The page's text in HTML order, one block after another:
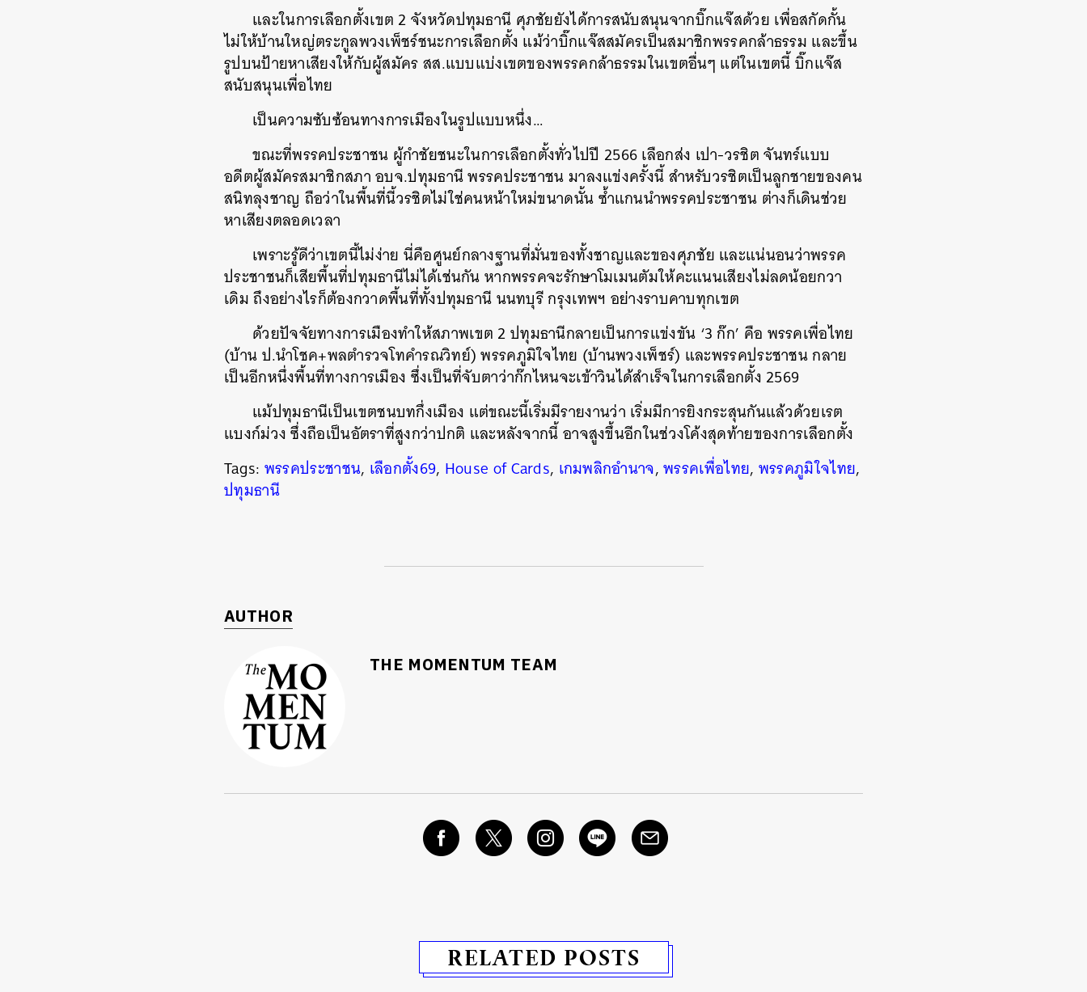
และในการเลือกตั้งเขต 2 จังหวัดปทุมธานี ศุภชัยยังได้การสนับสนุนจากบิ๊กแจ๊สด้วย เพื่อสกัดกั้น
ไม่ให้บ้านใหญ่ตระกูลพวงเพ็ชร์ชนะการเลือกตั้ง แม้ว่าบิ๊กแจ๊สสมัครเป็นสมาชิกพรรคกล้าธรรม และขึ้น
รูปบนป้ายหาเสียงให้กับผู้สมัคร สส.แบบแบ่งเขตของพรรคกล้าธรรมในเขตอื่นๆ แต่ในเขตนี้ บิ๊กแจ๊ส
สนับสนุนเพื่อไทย
เป็นความซับซ้อนทางการเมืองในรูปแบบหนึ่ง…
ขณะที่พรรคประชาชน ผู้กำชัยชนะในการเลือกตั้งทั่วไปปี 2566 เลือกส่ง เปา-วรชิต จันทร์แบบ
อดีตผู้สมัครสมาชิกสภา อบจ.ปทุมธานี พรรคประชาชน มาลงแข่งครั้งนี้ สำหรับวรชิตเป็นลูกชายของคน
สนิทลุงชาญ ถือว่าในพื้นที่นี้วรชิตไม่ใช่คนหน้าใหม่ขนาดนั้น ซ้ำแกนนำพรรคประชาชน ต่างก็เดินช่วย
หาเสียงตลอดเวลา
เพราะรู้ดีว่าเขตนี้ไม่ง่าย นี่คือศูนย์กลางฐานที่มั่นของทั้งชาญและของศุภชัย และแน่นอนว่าพรรค
ประชาชนก็เสียพื้นที่ปทุมธานีไม่ได้เช่นกัน หากพรรคจะรักษาโมเมนตัมให้คะแนนเสียงไม่ลดน้อยกวา
เดิม ถึงอย่างไรก็ต้องกวาดพื้นที่ทั้งปทุมธานี นนทบุรี กรุงเทพฯ อย่างราบคาบทุกเขต
ด้วยปัจจัยทางการเมืองทำให้สภาพเขต 2 ปทุมธานีกลายเป็นการแข่งขัน ‘3 ก๊ก’ คือ พรรคเพื่อไทย
(บ้าน ป.นำโชค+พลตำรวจโทคำรณวิทย์) พรรคภูมิใจไทย (บ้านพวงเพ็ชร์) และพรรคประชาชน กลาย
เป็นอีกหนึ่งพื้นที่ทางการเมือง ซึ่งเป็นที่จับตาว่าก๊กไหนจะเข้าวินได้สำเร็จในการเลือกตั้ง 2569
แม้ปทุมธานีเป็นเขตชนบทกึ่งเมือง แต่ขณะนี้เริ่มมีรายงานว่า เริ่มมีการยิงกระสุนกันแล้วด้วยเรต
แบงก์ม่วง ซึ่งถือเป็นอัตราที่สูงกว่าปกติ และหลังจากนี้ อาจสูงขึ้นอีกในช่วงโค้งสุดท้ายของการเลือกตั้ง
Tags: พรรคประชาชน, เลือกตั้ง69, House of Cards, เกมพลิกอำนาจ,พรรคเพื่อไทย, พรรคภูมิใจไทย,
ปทุมธานี
AUTHOR
THE MOMENTUM TEAM
RELATED POSTS